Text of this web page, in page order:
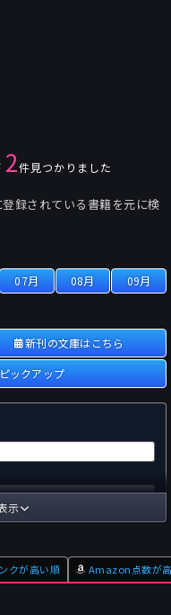
2件見つかりました
録されている書籍を元に検
07月 08月 09月
新刊の文庫はこちら
ックアップ
示
クが高い順 Amazon点数が